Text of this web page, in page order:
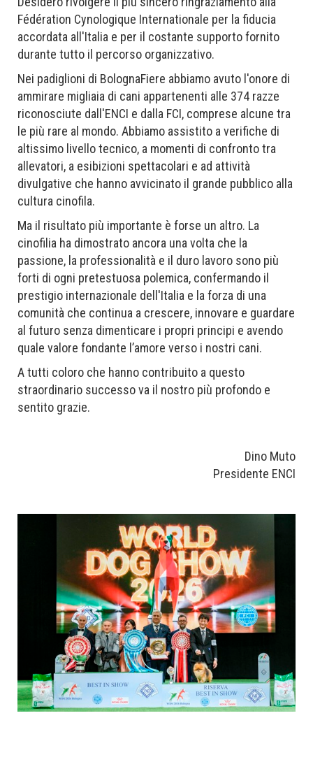
Fédération Cynologique Internationale per la fiducia
accordata all'Italia e per il costante supporto fornito
durante tutto il percorso organizzativo.
Nei padiglioni di BolognaFiere abbiamo avuto l'onore di
ammirare migliaia di cani appartenenti alle 374 razze
riconosciute dall'ENCI e dalla FCI, comprese alcune tra
le più rare al mondo. Abbiamo assistito a verifiche di
altissimo livello tecnico, a momenti di confronto tra
allevatori, a esibizioni spettacolari e ad attività
divulgative che hanno avvicinato il grande pubblico alla
cultura cinofila.
Ma il risultato più importante è forse un altro. La
cinofilia ha dimostrato ancora una volta che la
passione, la professionalità e il duro lavoro sono più
forti di ogni pretestuosa polemica, confermando il
prestigio internazionale dell'Italia e la forza di una
comunità che continua a crescere, innovare e guardare
al futuro senza dimenticare i propri principi e avendo
quale valore fondante l’amore verso i nostri cani.
A tutti coloro che hanno contribuito a questo
straordinario successo va il nostro più profondo e
sentito grazie.
Dino Muto
Presidente ENCI